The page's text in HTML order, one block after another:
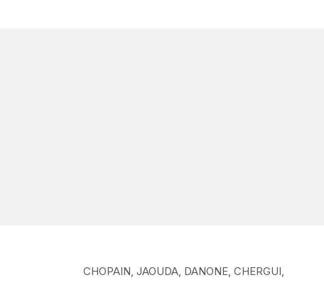
CHOPAIN, JAOUDA, DANONE, CHERGUI,